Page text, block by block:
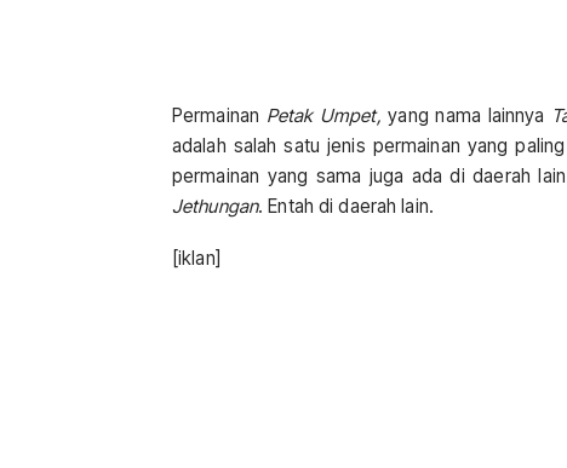
Permainan Petak Umpet,yang nama lainnya
adalah salah satu jenis permainan yang
permainan yang sama juga ada di daerah
Jethungan. Entah di daerah lain.
[iklan]